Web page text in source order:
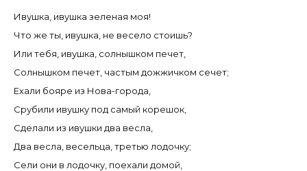
Ивушка, ивушка зеленая моя!
Что же ты, ивушка, не весело стоишь?
Или тебя, ивушка, солнышком печет,
Солнышком печет, частым дожжичком сечет;
Ехали бояре из Нова-города,
Срубили ивушку под самый корешок,
Сделали из ивушки два весла,
Два весла, весельца, третью лодочку;
Сели они в лодочку, поехали домой,